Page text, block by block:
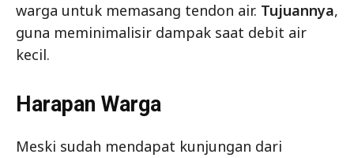
warga untuk memasang tendon air. Tujuannya,
guna meminimalisir dampak saat debit air
kecil.
Harapan Warga
Meski sudah mendapat kunjungan dari